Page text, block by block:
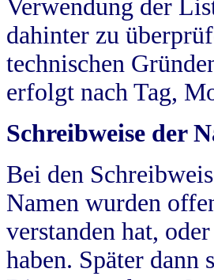
Verwendung der
dahinter zu
technischen
erfolgt nach Tag,
Schreibweise der
Bei den
Namen wurden
verstanden hat,
haben. Später dann